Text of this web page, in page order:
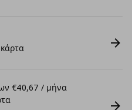
€40,67 / μήνα